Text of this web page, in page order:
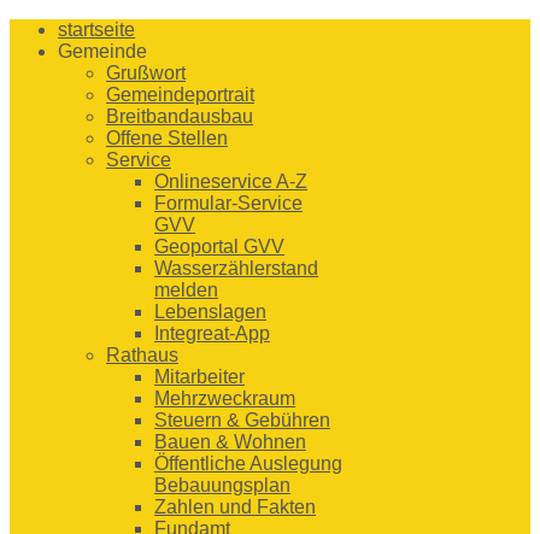
startseite
Gemeinde
Grußwort
Gemeindeportrait
Breitbandausbau
Offene Stellen
Service
Onlineservice A-Z
Formular-Service
GVV
Geoportal GVV
Wasserzählerstand
melden
Lebenslagen
Integreat-App
Rathaus
Mitarbeiter
Mehrzweckraum
Steuern & Gebühren
Bauen & Wohnen
Öffentliche Auslegung
Bebauungsplan
Zahlen und Fakten
Fundamt